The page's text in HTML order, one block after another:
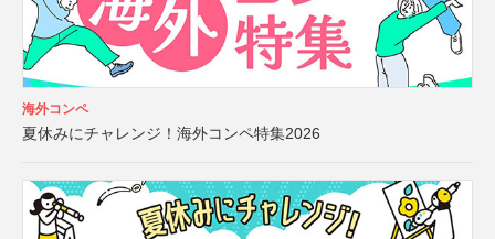
海外コンペ
夏休みにチャレンジ！海外コンペ特集2026